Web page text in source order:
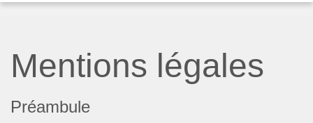
Mentions légales
Préambule